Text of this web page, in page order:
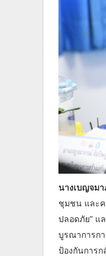
นางเบญจม
ชุมชน และค
ปลอดภัย” แ
บูรณาการก
ป้องกันการ